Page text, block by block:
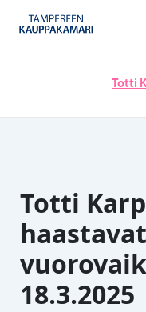
sisältöön
Totti
Totti
18.3.2025